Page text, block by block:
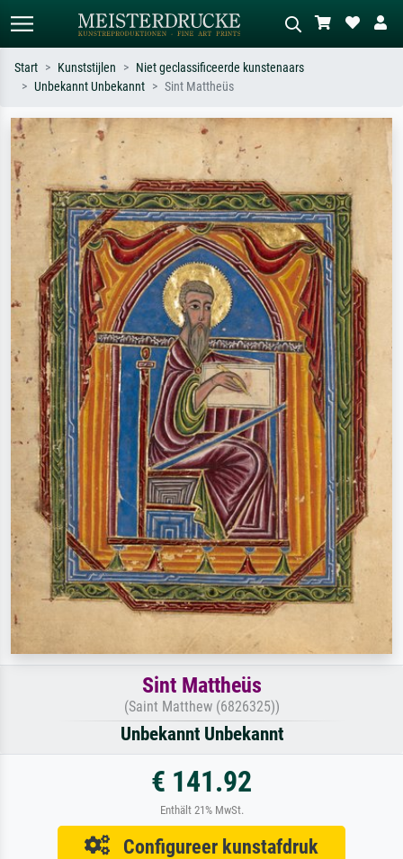
Zoek op kunstenaar, titel of stijl – bijv.
Monet, Sterrennacht, impressionisme,
Hokusai-golf, naakt.
Beschrijf de scène – bijv. groene
weide, abstract met veel rood, donker
olieverfschilderij, staand naakt naast
een boom.
Start Kunststijlen
Niet geclassificeerde kunstenaars
Unbekannt Unbekannt
Sint Mattheüs
Sint Mattheüs
(Saint Matthew (6826325))
Unbekannt Unbekannt
€ 141.92
Enthält 21% MwSt.
Configureer kunstafdruk